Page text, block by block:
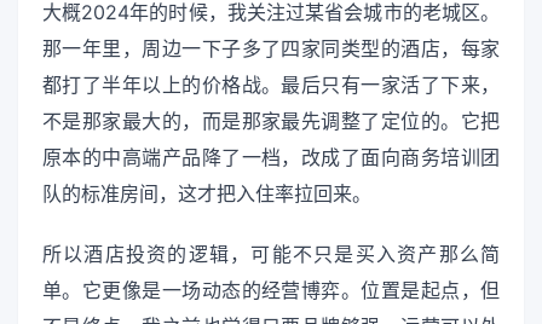
大概2024年的时候，我关注过某省会城市的老城区。
那一年里，周边一下子多了四家同类型的酒店，每家
都打了半年以上的价格战。最后只有一家活了下来，
不是那家最大的，而是那家最先调整了定位的。它把
原本的中高端产品降了一档，改成了面向商务培训团
队的标准房间，这才把入住率拉回来。
所以酒店投资的逻辑，可能不只是买入资产那么简
单。它更像是一场动态的经营博弈。位置是起点，但